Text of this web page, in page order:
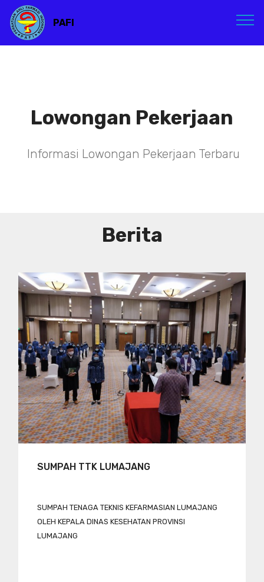
PAFI
Lowongan Pekerjaan
Informasi Lowongan Pekerjaan Terbaru
Berita
SUMPAH TTK LUMAJANG
SUMPAH TENAGA TEKNIS KEFARMASIAN LUMAJANG
OLEH KEPALA DINAS KESEHATAN PROVINSI
LUMAJANG